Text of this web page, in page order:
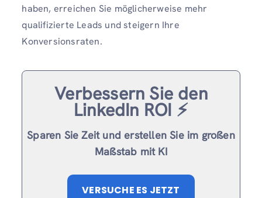
haben, erreichen Sie möglicherweise mehr
qualifizierte Leads und steigern Ihre
Konversionsraten.
Verbessern Sie den
LinkedIn ROI ⚡️
Sparen Sie Zeit und erstellen Sie im großen
Maßstab mit KI
VERSUCHE ES JETZT